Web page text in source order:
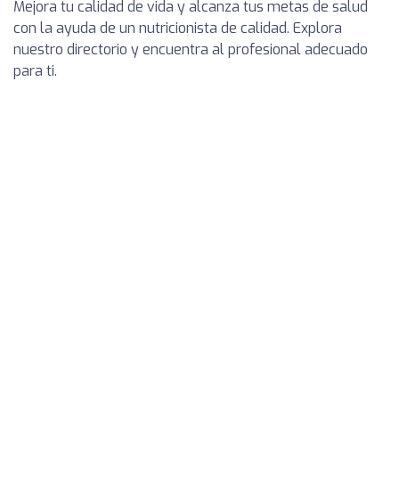
Mejora tu calidad de vida y alcanza tus metas de salud
con la ayuda de un nutricionista de calidad. Explora
nuestro directorio y encuentra al profesional adecuado
para ti.